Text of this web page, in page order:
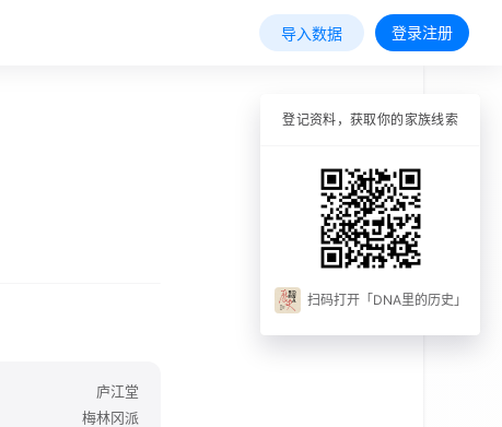
导入数据 登录注册
庐江堂
梅林冈派
登记资料，获取你的家族线索
扫码打开「DNA里的历史」